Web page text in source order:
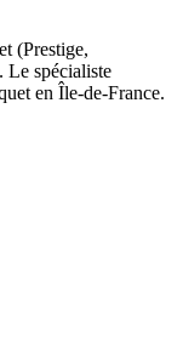
(Prestige,
spécialiste
en Île-de-France.